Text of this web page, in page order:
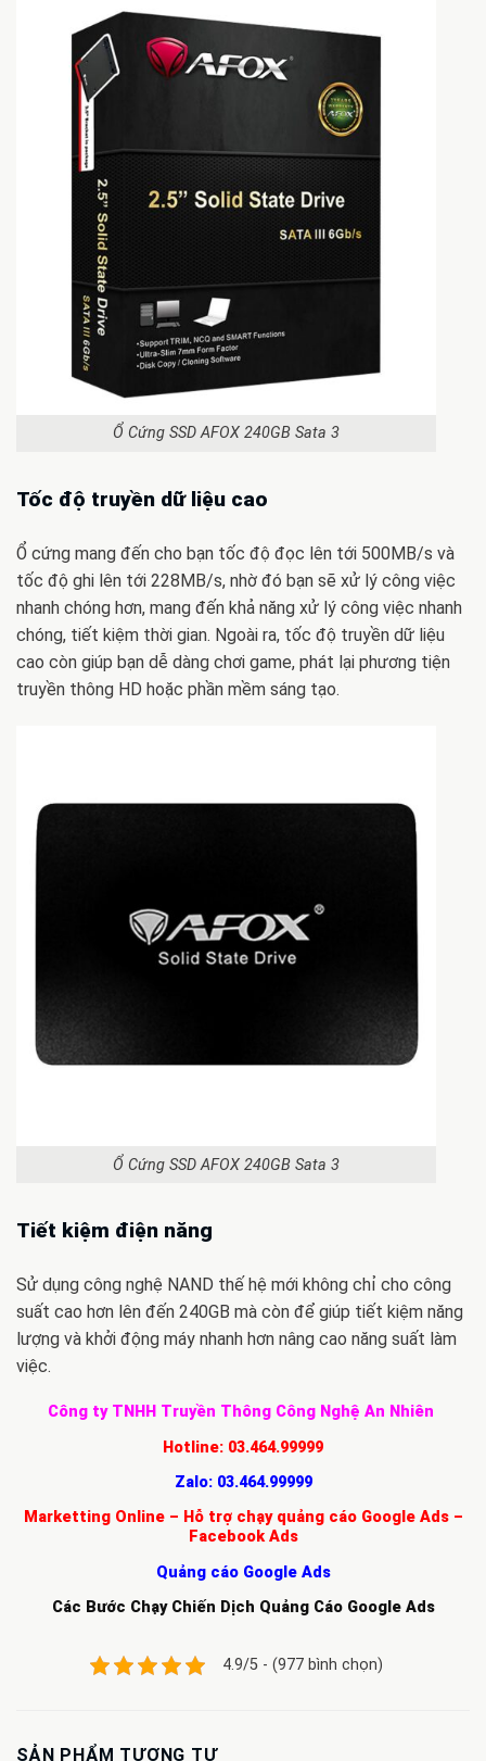
Ổ Cứng SSD AFOX 240GB Sata 3
Tốc độ truyền dữ liệu cao
Ổ cứng mang đến cho bạn tốc độ đọc lên tới 500MB/s và
tốc độ ghi lên tới 228MB/s, nhờ đó bạn sẽ xử lý công việc
nhanh chóng hơn, mang đến khả năng xử lý công việc nhanh
chóng, tiết kiệm thời gian. Ngoài ra, tốc độ truyền dữ liệu
cao còn giúp bạn dễ dàng chơi game, phát lại phương tiện
truyền thông HD hoặc phần mềm sáng tạo.
Ổ Cứng SSD AFOX 240GB Sata 3
Tiết kiệm điện năng
Sử dụng công nghệ NAND thế hệ mới không chỉ cho công
suất cao hơn lên đến 240GB mà còn để giúp tiết kiệm năng
lượng và khởi động máy nhanh hơn nâng cao năng suất làm
việc.
Công ty TNHH Truyền Thông Công Nghệ An Nhiên
Hotline: 03.464.99999
Zalo: 03.464.99999
Marketting Online – Hỗ trợ chạy quảng cáo Google Ads –
Facebook Ads
Quảng cáo Google Ads
Các Bước Chạy Chiến Dịch Quảng Cáo Google Ads
4.9/5 - (977 bình chọn)
SẢN PHẨM TƯƠNG TỰ